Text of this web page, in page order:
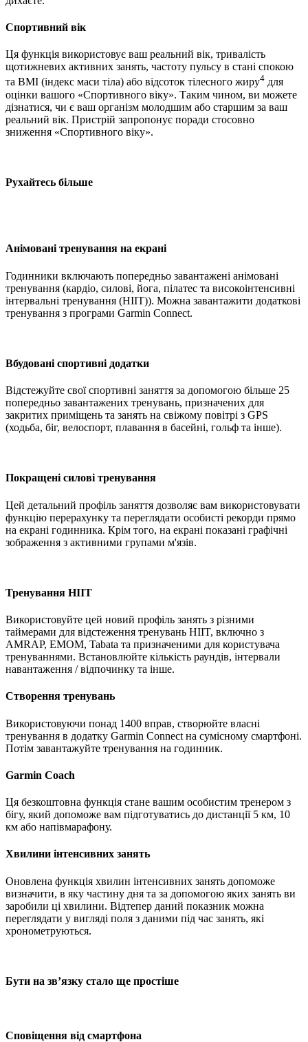
Спортивний вік
Ця функція використовує ваш реальний вік, тривалість
щотижневих активних занять, частоту пульсу в стані спокою
та BMI (індекс маси тіла) або відсоток тілесного жиру4 для
оцінки вашого «Спортивного віку». Таким чином, ви можете
дізнатися, чи є ваш організм молодшим або старшим за ваш
реальний вік. Пристрій запропонує поради стосовно
зниження «Спортивного віку».
Рухайтесь більше
Анімовані тренування на екрані
Годинники включають попередньо завантажені анімовані
тренування (кардіо, силові, йога, пілатес та високоінтенсивні
інтервальні тренування (HIIT)). Можна завантажити додаткові
тренування з програми Garmin Connect.
Вбудовані спортивні додатки
Відстежуйте свої спортивні заняття за допомогою більше 25
попередньо завантажених тренувань, призначених для
закритих приміщень та занять на свіжому повітрі з GPS
(ходьба, біг, велоспорт, плавання в басейні, гольф та інше).
Покращені силові тренування
Цей детальний профіль заняття дозволяє вам використовувати
функцію перерахунку та переглядати особисті рекорди прямо
на екрані годинника. Крім того, на екрані показані графічні
зображення з активними групами м'язів.
Тренування HIIT
Використовуйте цей новий профіль занять з різними
таймерами для відстеження тренувань HIIT, включно з
AMRAP, EMOM, Tabata та призначеними для користувача
тренуваннями. Встановлюйте кількість раундів, інтервали
навантаження / відпочинку та інше.
Створення тренувань
Використовуючи понад 1400 вправ, створюйте власні
тренування в додатку Garmin Connect на сумісному смартфоні.
Потім завантажуйте тренування на годинник.
Garmin Coach
Ця безкоштовна функція стане вашим особистим тренером з
бігу, який допоможе вам підготуватись до дистанції 5 км, 10
км або напівмарафону.
Хвилини інтенсивних занять
Оновлена функція хвилин інтенсивних занять допоможе
визначити, в яку частину дня та за допомогою яких занять ви
заробили ці хвилини. Відтепер даний показник можна
переглядати у вигляді поля з даними під час занять, які
хронометруються.
Бути на зв’язку стало ще простіше
Сповіщення від смартфона